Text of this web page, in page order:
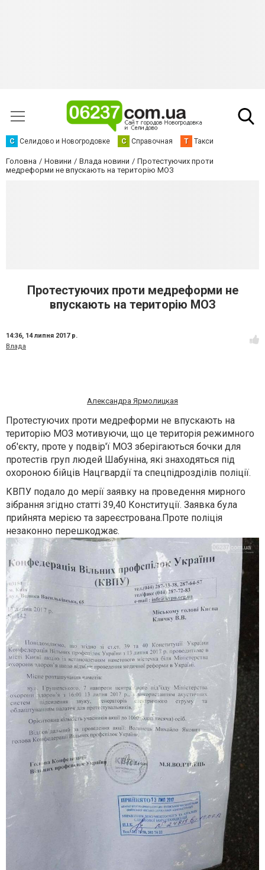
С Селидово и Новогродовке С Справочная Т Такси
Головна Новини Влада новини
Протестуючих проти
медреформи не впускають на територію МОЗ
Протестуючих проти медреформи не
впускають на територію МОЗ
14:36, 14 липня 2017 р.
Влада
Александра Ярмолицкая
Протестуючих проти медреформи не впускають на
територію МОЗ мотивуючи, що це територія режимного
об'єкту, проте у подвір'ї МОЗ зберігаються бочки для
протестів груп людей Шабуніна, які знаходяться під
охороною бійців Нацгвардії та спецпідрозділів поліції.
КВПУ подало до мерії заявку на проведення мирного
зібрання згідно статті 39,40 Конституції. Заявка була
прийнята мерією та зареєстрована.Проте поліція
незаконно перешкоджає.